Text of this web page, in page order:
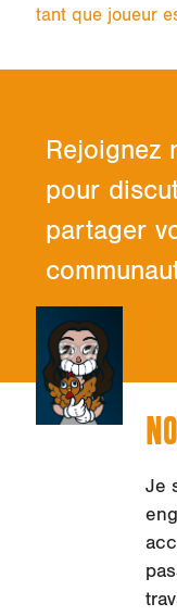
tant que joueur
Rejoignez
pour
partager
Je